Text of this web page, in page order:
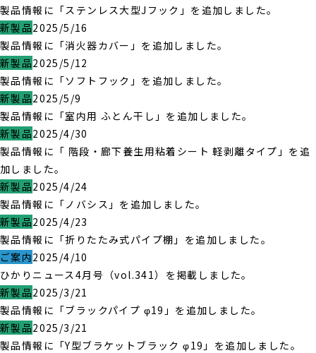
製品情報に「ステンレス大型Jフック」を追加しました。
新製品2025/5/16
製品情報に「消火器カバー」を追加しました。
新製品2025/5/12
製品情報に「ソフトフック」を追加しました。
新製品2025/5/9
製品情報に「室内用 ふとん干し」を追加しました。
新製品2025/4/30
製品情報に「 階段・廊下養生用粘着シート 軽剥離タイプ」を追
加しました。
新製品2025/4/24
製品情報に「ノバシス」を追加しました。
新製品2025/4/23
製品情報に「折りたたみ式パイプ棚」を追加しました。
ご案内2025/4/10
ひかりニュース4月号（vol.341）を掲載しました。
新製品2025/3/21
製品情報に「ブラックパイプ φ19」を追加しました。
新製品2025/3/21
製品情報に「Y型ブラケットブラック φ19」を追加しました。